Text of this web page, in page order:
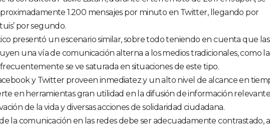
1.200 mensajes por minuto en Twitter, llegando por
por segundo.
presentó un escenario similar, sobre todo teniendo en cuenta que las
una vía de comunicación alterna a los medios tradicionales, como la
se ve saturada en situaciones de este tipo.
y Twitter proveen inmediatez y un alto nivel de alcance en
en herramientas gran utilidad en la difusión de información relevante
de la vida y diversas acciones de solidaridad ciudadana.
la comunicación en las redes debe ser adecuadamente contrastado,